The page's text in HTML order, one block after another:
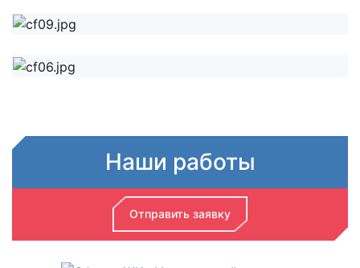
Наши работы
Отправить заявку